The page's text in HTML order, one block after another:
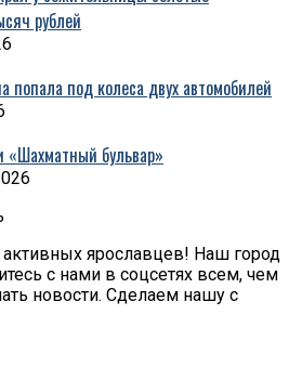
рублей
попала под колеса двух автомобилей
«Шахматный бульвар»
ярославцев! Наш город
с нами в соцсетях всем, чем
новости. Сделаем нашу с